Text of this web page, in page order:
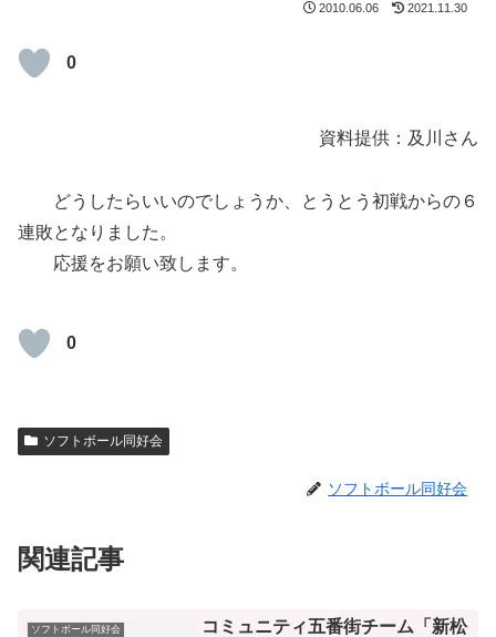
2010.06.06 2021.11.30
0
資料提供：及川さん
どうしたらいいのでしょうか、とうとう初戦からの６
連敗となりました。
応援をお願い致します。
0
ソフトボール同好会
ソフトボール同好会
関連記事
ソフトボール同好会
コミュニティ五番街チーム「新松